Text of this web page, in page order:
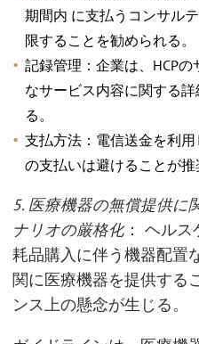
期間内 に支払うコンサル
限することを勧められる。
記録管理：企業は、HCP
なサービス内容に関する
る。
支払方法：電信送金を利
の支払いは避けることが推
5. 医療機器の無償提供に
ナリオの厳格化： ヘルス
耗品購入に伴う機器配置
関に医療機器を提供する
ンス上の懸念が生じる。